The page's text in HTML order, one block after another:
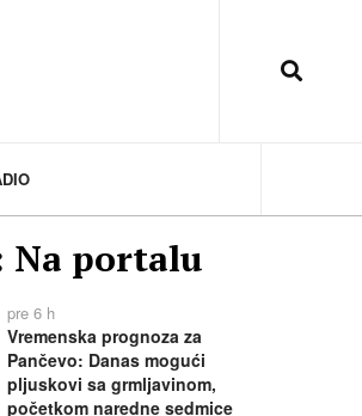
Na portalu
pre 6 h
Vremenska prognoza za
Pančevo: Danas mogući
pljuskovi sa grmljavinom,
početkom naredne sedmice